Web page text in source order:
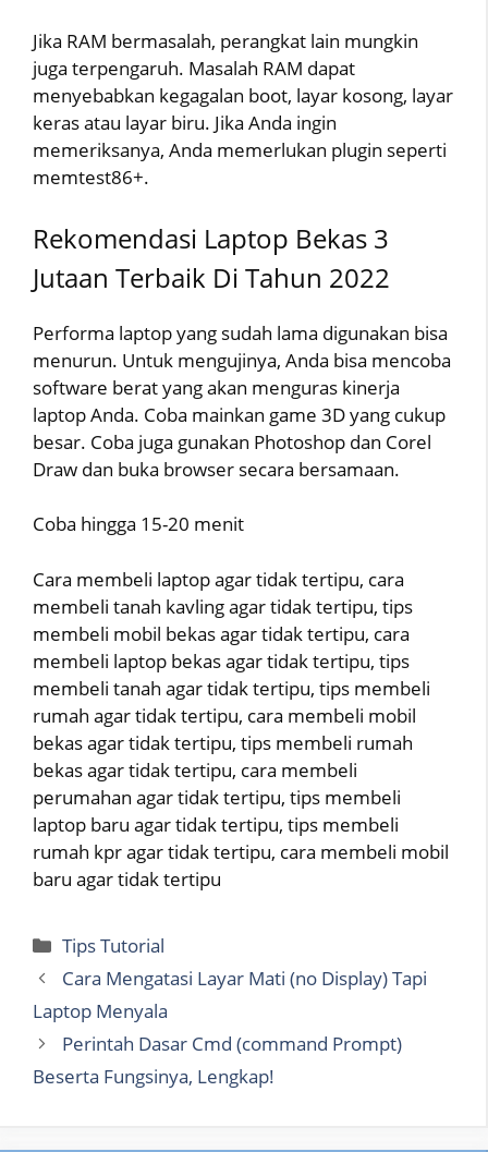
Jika RAM bermasalah, perangkat lain mungkin
juga terpengaruh. Masalah RAM dapat
menyebabkan kegagalan boot, layar kosong, layar
keras atau layar biru. Jika Anda ingin
memeriksanya, Anda memerlukan plugin seperti
memtest86+.
Rekomendasi Laptop Bekas 3
Jutaan Terbaik Di Tahun 2022
Performa laptop yang sudah lama digunakan bisa
menurun. Untuk mengujinya, Anda bisa mencoba
software berat yang akan menguras kinerja
laptop Anda. Coba mainkan game 3D yang cukup
besar. Coba juga gunakan Photoshop dan Corel
Draw dan buka browser secara bersamaan.
Coba hingga 15-20 menit
Cara membeli laptop agar tidak tertipu, cara
membeli tanah kavling agar tidak tertipu, tips
membeli mobil bekas agar tidak tertipu, cara
membeli laptop bekas agar tidak tertipu, tips
membeli tanah agar tidak tertipu, tips membeli
rumah agar tidak tertipu, cara membeli mobil
bekas agar tidak tertipu, tips membeli rumah
bekas agar tidak tertipu, cara membeli
perumahan agar tidak tertipu, tips membeli
laptop baru agar tidak tertipu, tips membeli
rumah kpr agar tidak tertipu, cara membeli mobil
baru agar tidak tertipu
Categories
Tips Tutorial
Cara Mengatasi Layar Mati (no Display) Tapi
Laptop Menyala
Perintah Dasar Cmd (command Prompt)
Beserta Fungsinya, Lengkap!